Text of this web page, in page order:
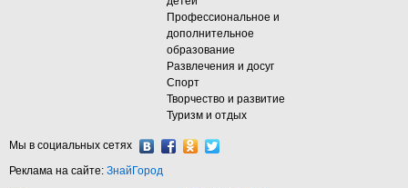
Профессиональное и
дополнительное
образование
Развлечения и досуг
Спорт
Творчество и развитие
Туризм и отдых
Мы в социальных сетях
Реклама на сайте: ЗнайГород